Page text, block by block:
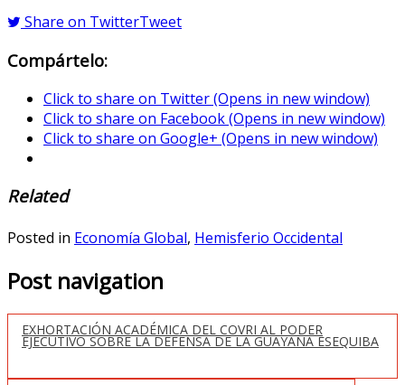
Share on TwitterTweet
Compártelo:
Click to share on Twitter (Opens in new window)
Click to share on Facebook (Opens in new window)
Click to share on Google+ (Opens in new window)
Related
Posted in Economía Global, Hemisferio Occidental
Post navigation
EXHORTACIÓN ACADÉMICA DEL COVRI AL PODER
EJECUTIVO SOBRE LA DEFENSA DE LA GUAYANA ESEQUIBA